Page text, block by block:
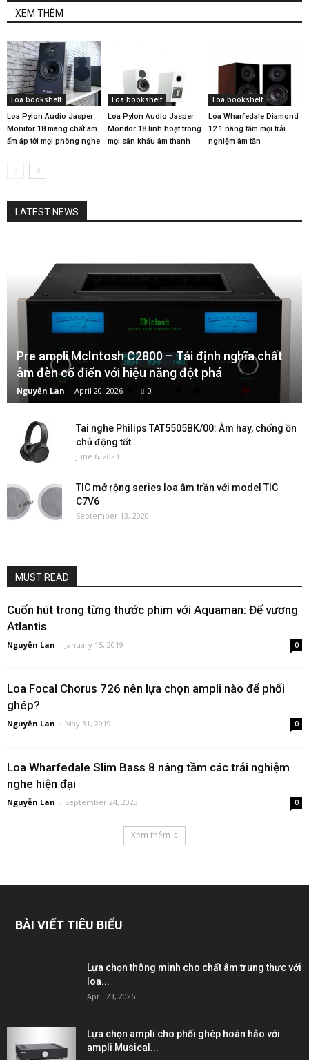
XEM THÊM
Loa bookshelf
Loa Pylon Audio Jasper
Monitor 18 mang chất âm
ấm áp tới mọi phòng nghe
Loa bookshelf
Loa Pylon Audio Jasper
Monitor 18 linh hoạt trong
mọi sân khấu âm thanh
Loa bookshelf
Loa Wharfedale Diamond
12.1 nâng tầm mọi trải
nghiệm âm tần
LATEST NEWS
Pre ampli McIntosh C2800 – Tái định nghĩa chất
âm đèn cổ điển với hiệu năng đột phá
Nguyễn Lan - April 20, 2026 0
Tai nghe Philips TAT5505BK/00: Âm hay, chống ồn
chủ động tốt
June 6, 2023
TIC mở rộng series loa âm trần với model TIC
C7V6
September 13, 2020
MUST READ
Cuốn hút trong từng thước phim với Aquaman: Đế vương
Atlantis
Nguyễn Lan - January 15, 2019 0
Loa Focal Chorus 726 nên lựa chọn ampli nào để phối
ghép?
Nguyễn Lan - May 31, 2019 0
Loa Wharfedale Slim Bass 8 nâng tầm các trải nghiệm
nghe hiện đại
Nguyễn Lan - September 24, 2023 0
Xem thêm
BÀI VIẾT TIÊU BIỂU
Lựa chọn thông minh cho chất âm trung thực với
loa...
April 23, 2026
Lựa chọn ampli cho phối ghép hoàn hảo với
ampli Musical...